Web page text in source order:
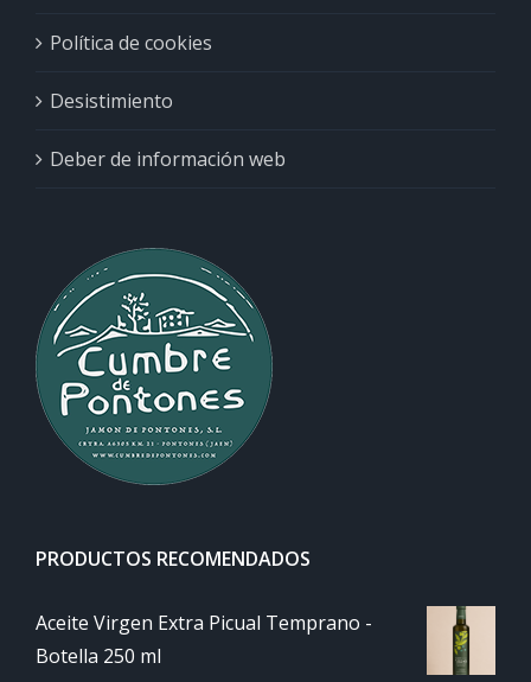
Política de cookies
Desistimiento
Deber de información web
PRODUCTOS RECOMENDADOS
Aceite Virgen Extra Picual Temprano -
Botella 250 ml